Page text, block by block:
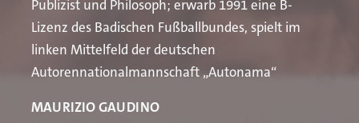
Publizist und Philosoph; erwarb 1991 eine B-
Lizenz des Badischen Fußballbundes, spielt im
linken Mittelfeld der deutschen
Autorennationalmannschaft „Autonama“
MAURIZIO GAUDINO